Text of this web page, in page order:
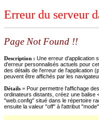
Erreur du serveur
Page Not Found !!
Description : Une erreur d'application
d'erreur personnalisés actuels pour
des détails de l'erreur de l'application
peuvent être affichés par les
Détails = Pour permettre l'affichage
ordinateurs distants, créez une balise
"web.config" situé dans le répertoire
ensuite la valeur "off" à l'attribut